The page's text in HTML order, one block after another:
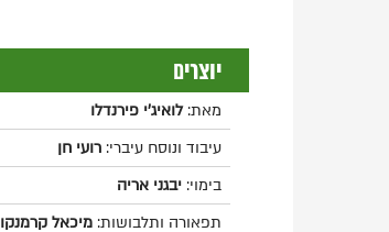
יוצרים
מאת:לואיג'י פירנדלו
עיבוד ונוסח עיברי: רועי חן
בימוי: יבגני אריה
תפאורה ותלבושות: מיכאל קרמנקו